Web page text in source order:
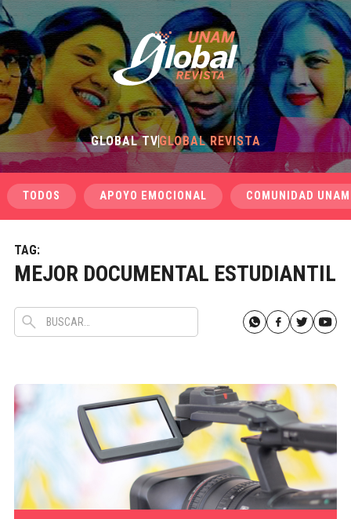
GLOBAL TVGLOBAL REVISTA
TODOS APOYO EMOCIONAL COMUNIDAD UNAM
TAG:
MEJOR DOCUMENTAL ESTUDIANTIL